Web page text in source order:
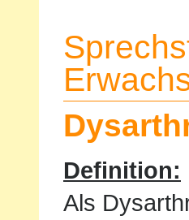
Definition:
Als